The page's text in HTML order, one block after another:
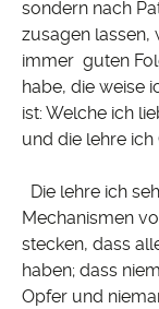
sondern nach
zusagen lassen,
immer guten
habe, die weise
ist: Welche ich
und die lehre ich
Die lehre ich
Mechanismen
stecken, dass
haben; dass
Opfer und